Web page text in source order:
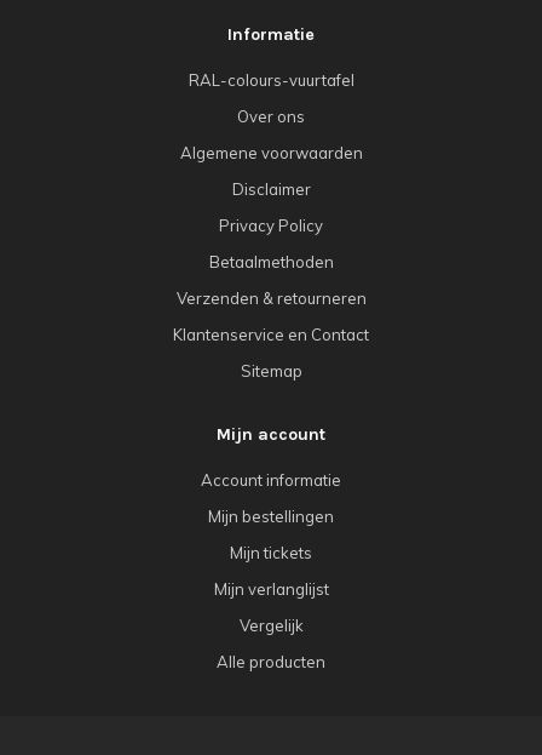
Informatie
RAL-colours-vuurtafel
Over ons
Algemene voorwaarden
Disclaimer
Privacy Policy
Betaalmethoden
Verzenden & retourneren
Klantenservice en Contact
Sitemap
Mijn account
Account informatie
Mijn bestellingen
Mijn tickets
Mijn verlanglijst
Vergelijk
Alle producten